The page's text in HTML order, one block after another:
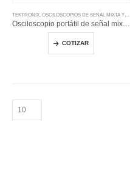
TEKTRONIX, OSCILOSCOPIOS DE SENAL MIXTA Y DOMINIO MIXTO
Osciloscopio portátil de señal mixta serie 2 MSO -EDU
COTIZAR